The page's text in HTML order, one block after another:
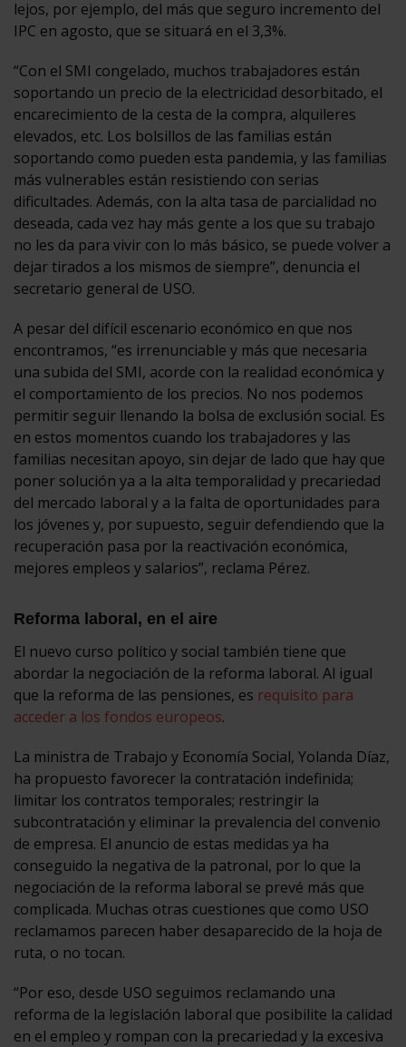
lejos, por ejemplo, del más que seguro incremento del
IPC en agosto, que se situará en el 3,3%.
“Con el SMI congelado, muchos trabajadores están
soportando un precio de la electricidad desorbitado, el
encarecimiento de la cesta de la compra, alquileres
elevados, etc. Los bolsillos de las familias están
soportando como pueden esta pandemia, y las familias
más vulnerables están resistiendo con serias
dificultades. Además, con la alta tasa de parcialidad no
deseada, cada vez hay más gente a los que su trabajo
no les da para vivir con lo más básico, se puede volver a
dejar tirados a los mismos de siempre”, denuncia el
secretario general de USO.
A pesar del difícil escenario económico en que nos
encontramos, “es irrenunciable y más que necesaria
una subida del SMI, acorde con la realidad económica y
el comportamiento de los precios. No nos podemos
permitir seguir llenando la bolsa de exclusión social. Es
en estos momentos cuando los trabajadores y las
familias necesitan apoyo, sin dejar de lado que hay que
poner solución ya a la alta temporalidad y precariedad
del mercado laboral y a la falta de oportunidades para
los jóvenes y, por supuesto, seguir defendiendo que la
recuperación pasa por la reactivación económica,
mejores empleos y salarios”, reclama Pérez.
Reforma laboral, en el aire
El nuevo curso político y social también tiene que
abordar la negociación de la reforma laboral. Al igual
que la reforma de las pensiones, es requisito para
acceder a los fondos europeos.
La ministra de Trabajo y Economía Social, Yolanda Díaz,
ha propuesto favorecer la contratación indefinida;
limitar los contratos temporales; restringir la
subcontratación y eliminar la prevalencia del convenio
de empresa. El anuncio de estas medidas ya ha
conseguido la negativa de la patronal, por lo que la
negociación de la reforma laboral se prevé más que
complicada. Muchas otras cuestiones que como USO
reclamamos parecen haber desaparecido de la hoja de
ruta, o no tocan.
“Por eso, desde USO seguimos reclamando una
reforma de la legislación laboral que posibilite la calidad
en el empleo y rompan con la precariedad y la excesiva